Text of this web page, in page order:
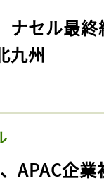
ナセル最
九州
APAC企